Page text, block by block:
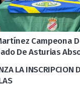
Campeona
De Asturias
LA INSCRIPCION